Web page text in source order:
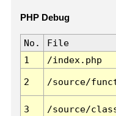
PHP Debug
No. File
1
/index.php
2 /source/
3 /source/